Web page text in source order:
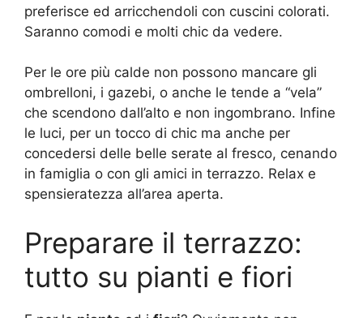
preferisce ed arricchendoli con cuscini colorati.
Saranno comodi e molti chic da vedere.
Per le ore più calde non possono mancare gli
ombrelloni, i gazebi, o anche le tende a “vela”
che scendono dall’alto e non ingombrano. Infine
le luci, per un tocco di chic ma anche per
concedersi delle belle serate al fresco, cenando
in famiglia o con gli amici in terrazzo. Relax e
spensieratezza all’area aperta.
Preparare il terrazzo:
tutto su pianti e fiori